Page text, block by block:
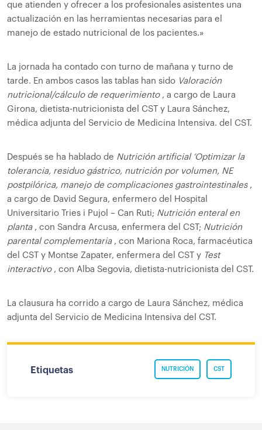
que atienden y ofrecer a los profesionales asistentes una
actualización en las herramientas necesarias para el
manejo de estado nutricional de los pacientes.»
La jornada ha contado con turno de mañana y turno de
tarde. En ambos casos las tablas han sido Valoración
nutricional/cálculo de requerimiento, a cargo de Laura
Girona, dietista-nutricionista del CST y Laura Sánchez,
médica adjunta del Servicio de Medicina Intensiva. del CST.
Después se ha hablado de Nutrición artificial ‘Optimizar la
tolerancia, residuo gástrico, nutrición por volumen, NE
postpilórica, manejo de complicaciones gastrointestinales,
a cargo de David Segura, enfermero del Hospital
Universitario Tries i Pujol – Can Ruti; Nutrición enteral en
planta, con Sandra Arcusa, enfermera del CST; Nutrición
parental complementaria, con Mariona Roca, farmacéutica
del CST y Montse Zapater, enfermera del CST y Test
interactivo, con Alba Segovia, dietista-nutricionista del CST.
La clausura ha corrido a cargo de Laura Sánchez, médica
adjunta del Servicio de Medicina Intensiva del CST.
Etiquetas CST
NUTRICIÓN